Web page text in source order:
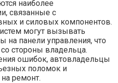
наиболее
связанные с
и силовых компонентов.
могут вызывать
панели управления, что
стороны владельца.
ошибок, автовладельцы
поломок и
ремонт.